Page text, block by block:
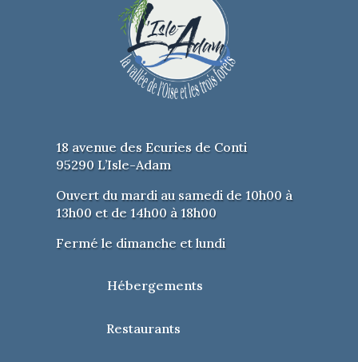
18 avenue des Ecuries de Conti
95290 L’Isle-Adam
Ouvert du mardi au samedi de 10h00 à
13h00 et de 14h00 à 18h00
Fermé le dimanche et lundi
Hébergements
Restaurants